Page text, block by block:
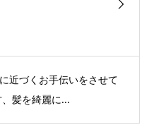
近づくお手伝いをさせて
髪を綺麗に...